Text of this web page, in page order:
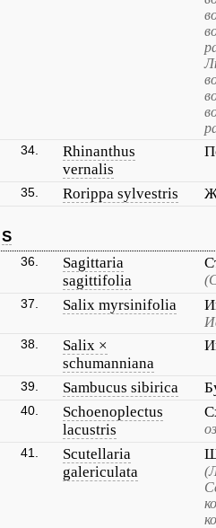
34.
Rhinanthus
vernalis
35. Rorippa sylvestris
S
36.
Sagittaria
sagittifolia
37. Salix myrsinifolia
38.
Salix ×
schumanniana
39. Sambucus sibirica
40.
Schoenoplectus
lacustris
41.
Scutellaria
galericulata